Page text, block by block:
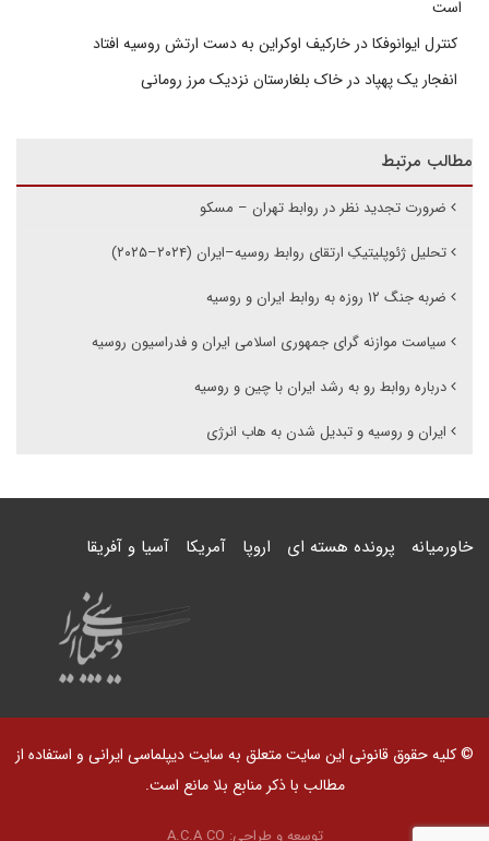
است
کنترل ایوانوفکا در خارکیف اوکراین به دست ارتش روسیه افتاد
انفجار یک پهپاد در خاک بلغارستان نزدیک مرز رومانی
مطالب مرتبط
ضرورت تجدید نظر در روابط تهران – مسکو
تحلیل ژئوپلیتیکِ ارتقای روابط روسیه–ایران (۲۰۲۴–۲۰۲۵)
ضربه جنگ ۱۲ روزه به روابط ایران و روسیه
سیاست موازنه گرای جمهوری اسلامی ایران و فدراسیون روسیه
درباره روابط رو به رشد ایران با چین و روسیه
ایران و روسیه و تبدیل شدن به هاب انرژی
خاورمیانه پرونده هسته ای اروپا آمریکا آسیا و آفریقا
© کلیه حقوق قانونی این سایت متعلق به سایت دیپلماسی ایرانی و استفاده از
مطالب با ذکر منابع بلا مانع است.
توسعه و طراحی: A.C.A CO